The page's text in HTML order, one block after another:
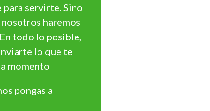
agua
para servirte. Sino
haremos
todo lo posible,
lo que te
momento
pongas a